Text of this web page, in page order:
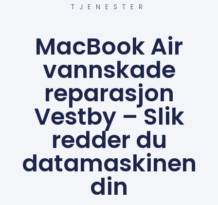
TJENESTER
MacBook Air
vannskade
reparasjon
Vestby – Slik
redder du
datamaskinen
din